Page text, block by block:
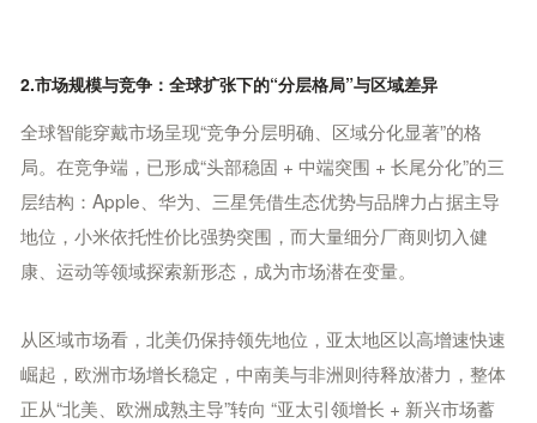
2.市场规模与竞争：全球扩张下的“分层格局”与区域差异
全球智能穿戴市场呈现“竞争分层明确、区域分化显著”的格
局。在竞争端，已形成“头部稳固 + 中端突围 + 长尾分化”的三
层结构：Apple、华为、三星凭借生态优势与品牌力占据主导
地位，小米依托性价比强势突围，而大量细分厂商则切入健
康、运动等领域探索新形态，成为市场潜在变量。
从区域市场看，北美仍保持领先地位，亚太地区以高增速快速
崛起，欧洲市场增长稳定，中南美与非洲则待释放潜力，整体
正从“北美、欧洲成熟主导”转向 “亚太引领增长 + 新兴市场蓄